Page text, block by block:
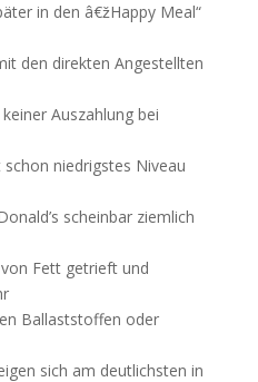
in den â€žHappy Meal“
den direkten Angestellten
Auszahlung bei
niedrigstes Niveau
scheinbar ziemlich
Fett getrieft und
Ballaststoffen oder
sich am deutlichsten in